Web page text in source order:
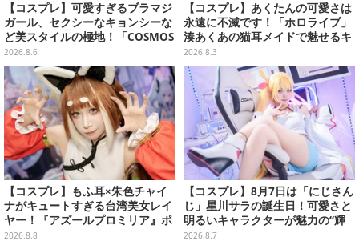
【コスプレ】可愛すぎるブラマジ
ガール、セクシーなキョンシーな
ど美スタイルの極地！「COSMOS
創作攝影展」台湾美女レイヤーま
とめ【写真26枚】
2026.8.6
【コスプレ】あくたんの可愛さは
永遠に不滅です！「ホロライブ」
湊あくあの猫耳メイドで魅せるキ
ュートなポーズと美脚が眩しい
【写真9枚】
2026.8.3
【コスプレ】もふ耳×朱色チャイ
ナがキュートすぎる台湾美女レイ
ヤー！『アズールプロミリア』ポ
ンポンが狐娘スタイルで魅せる
2026.8.8
【コスプレ】8月7日は「にじさん
じ」星川サラの誕生日！可愛さと
明るいキャラクターが魅力の“輝
く一番星”な美女レイヤーまとめ
2026.8.7